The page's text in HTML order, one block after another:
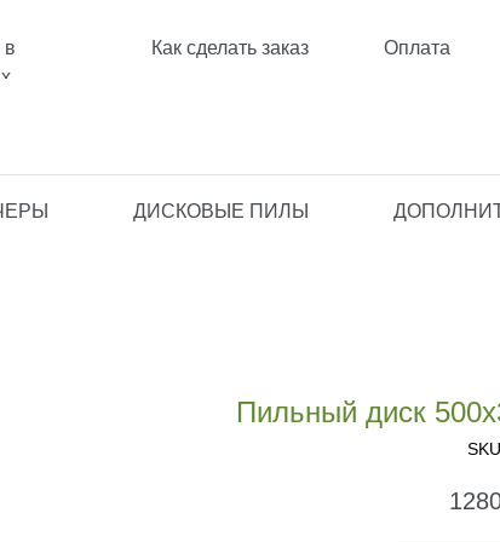
Оплата
Как сделать заказ
ДИСКОВЫЕ ПИЛЫ
Пильный диск